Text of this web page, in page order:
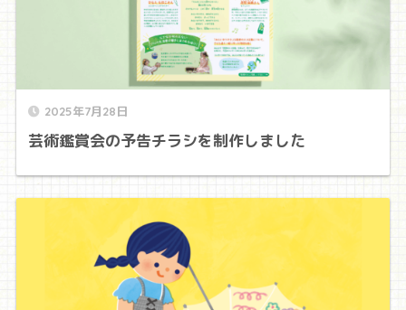
2025年7月28日
芸術鑑賞会の予告チラシを制作しました